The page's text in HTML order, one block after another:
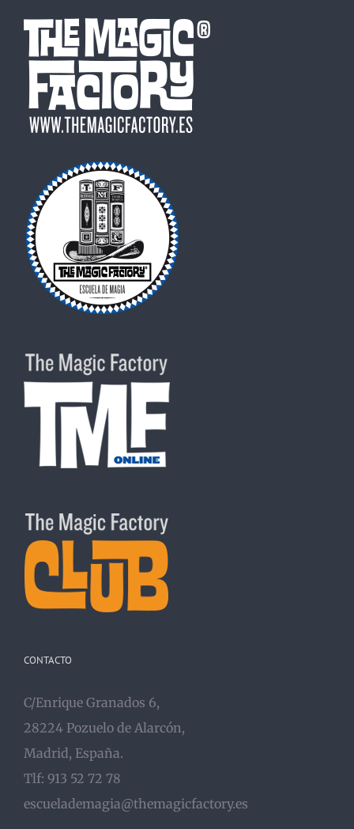
CONTACTO
C/Enrique Granados 6,
28224 Pozuelo de Alarcón,
Madrid, España.
Tlf: 913 52 72 78
escuelademagia@themagicfactory.es